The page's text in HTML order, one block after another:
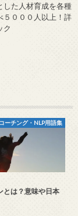
した人材育成を各種
５０００人以上！詳
ク
コーチング・NLP用語集
とは？意味や日本